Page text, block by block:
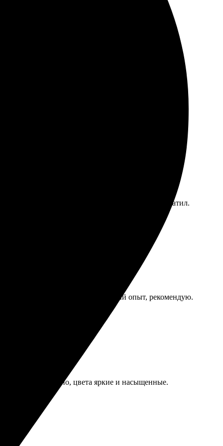
свои снимки через сайт, процесс очень
за новыми сувенирами!
пару дней уже забрал готовые работы. Качество
выдачи. Рекомендую!
загрузил фото на сайте, выбрал формат, оплатил.
печать.
детали четкие. Очень удачный опыт, рекомендую.
идеально, цвета яркие и насыщенные.